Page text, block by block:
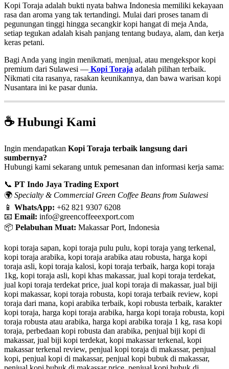
Kopi Toraja adalah bukti nyata bahwa Indonesia memiliki kekayaan
rasa dan aroma yang tak tertandingi. Mulai dari proses tanam di
pegunungan tinggi hingga secangkir kopi hangat di meja Anda,
setiap tegukan adalah kisah panjang tentang budaya, alam, dan kerja
keras petani.
Bagi Anda yang ingin menikmati, menjual, atau mengekspor kopi
premium dari Sulawesi — Kopi Toraja adalah pilihan terbaik.
Nikmati cita rasanya, rasakan keunikannya, dan bawa warisan kopi
Nusantara ini ke pasar dunia.
☕ Hubungi Kami
Ingin mendapatkan Kopi Toraja terbaik langsung dari
sumbernya?
Hubungi kami sekarang untuk pemesanan dan informasi kerja sama:
📞 PT Indo Jaya Trading Export
🌍 Specialty & Commercial Green Coffee Beans from Sulawesi
📱 WhatsApp: +62 821 9307 6208
📧 Email: info@greencoffeeexport.com
📦 Pelabuhan Muat: Makassar Port, Indonesia
kopi toraja sapan, kopi toraja pulu pulu, kopi toraja yang terkenal,
kopi toraja arabika, kopi toraja arabika atau robusta, harga kopi
toraja asli, kopi toraja kalosi, kopi toraja terbaik, harga kopi toraja
1kg, kopi toraja asli, kopi khas makassar, jual kopi toraja terdekat,
jual kopi toraja terdekat price, jual kopi toraja di makassar, jual biji
kopi makassar, kopi toraja robusta, kopi toraja terbaik review, kopi
toraja dari mana, kopi arabika terbaik, kopi robusta terbaik, karakter
kopi toraja, harga kopi toraja arabika, harga kopi toraja robusta, kopi
toraja robusta atau arabika, harga kopi arabika toraja 1 kg, rasa kopi
toraja, perbedaan kopi robusta dan arabika, penjual biji kopi di
makassar, jual biji kopi terdekat, kopi makassar terkenal, kopi
makassar terkenal review, penjual kopi toraja di makassar, penjual
kopi, penjual kopi di makassar, penjual kopi bubuk di makassar,